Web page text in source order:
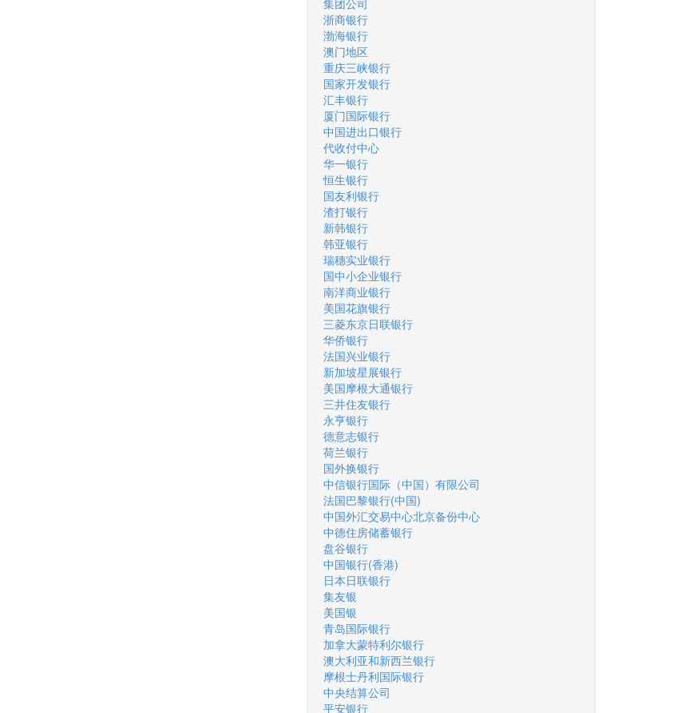
集团公司
浙商银行
渤海银行
澳门地区
重庆三峡银行
国家开发银行
汇丰银行
厦门国际银行
中国进出口银行
代收付中心
华一银行
恒生银行
国友利银行
渣打银行
新韩银行
韩亚银行
瑞穗实业银行
国中小企业银行
南洋商业银行
美国花旗银行
三菱东京日联银行
华侨银行
法国兴业银行
新加坡星展银行
美国摩根大通银行
三井住友银行
永亨银行
德意志银行
荷兰银行
国外换银行
中信银行国际（中国）有限公司
法国巴黎银行(中国)
中国外汇交易中心北京备份中心
中德住房储蓄银行
盘谷银行
中国银行(香港)
日本日联银行
集友银
美国银
青岛国际银行
加拿大蒙特利尔银行
澳大利亚和新西兰银行
摩根士丹利国际银行
中央结算公司
平安银行